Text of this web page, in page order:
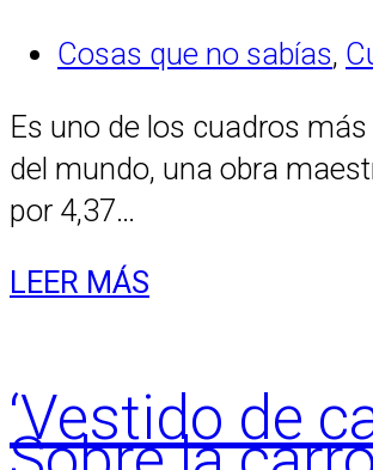
Cosas que no sabías,
Es uno de los cuadros
del mundo, una obra
por 4,37…
LEER MÁS
‘Vestido de